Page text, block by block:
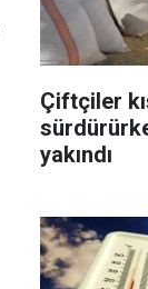
Çiftçiler
yakındı